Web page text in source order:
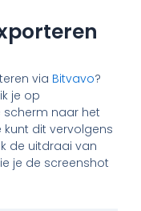
via Bitvavo?
je op
scherm naar het
kunt dit vervolgens
de uitdraai van
je de screenshot